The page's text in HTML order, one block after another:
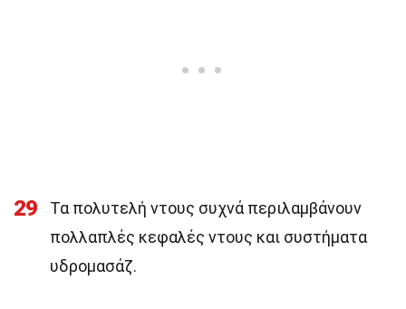
29
Τα πολυτελή ντους συχνά περιλαμβάνουν
πολλαπλές κεφαλές ντους και συστήματα
υδρομασάζ.